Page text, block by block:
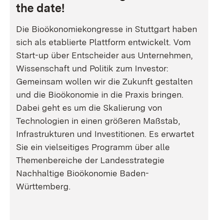
the date!
Die Bioökonomiekongresse in Stuttgart haben
sich als etablierte Plattform entwickelt. Vom
Start-up über Entscheider aus Unternehmen,
Wissenschaft und Politik zum Investor:
Gemeinsam wollen wir die Zukunft gestalten
und die Bioökonomie in die Praxis bringen.
Dabei geht es um die Skalierung von
Technologien in einen größeren Maßstab,
Infrastrukturen und Investitionen. Es erwartet
Sie ein vielseitiges Programm über alle
Themenbereiche der Landesstrategie
Nachhaltige Bioökonomie Baden-
Württemberg.